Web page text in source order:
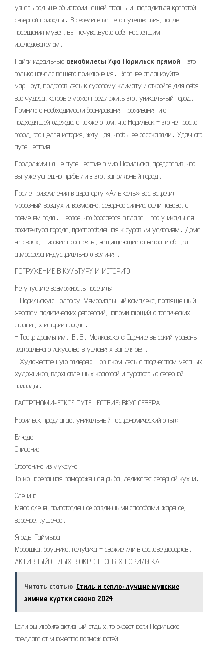
узнать больше об истории нашей страны и насладиться красотой
северной природы․ В середине вашего путешествия, после
посещения музея, вы почувствуете себя настоящим
исследователем․
Найти идеальные авиабилеты Уфа Норильск прямой – это
только начало вашего приключения․ Заранее спланируйте
маршрут, подготовьтесь к суровому климату и откройте для себя
все чудеса, которые может предложить этот уникальный город․
Помните о необходимости бронирования проживания и о
подходящей одежде, а также о том, что Норильск – это не просто
город, это целая история, ждущая, чтобы ее рассказали․ Удачного
путешествия!
Продолжим наше путешествие в мир Норильска, представив, что
вы уже успешно прибыли в этот заполярный город․
После приземления в аэропорту «Алыкель» вас встретит
морозный воздух и, возможно, северное сияние, если повезет с
временем года․ Первое, что бросается в глаза – это уникальная
архитектура города, приспособленная к суровым условиям․ Дома
на сваях, широкие проспекты, защищающие от ветра, и общая
атмосфера индустриального величия․
ПОГРУЖЕНИЕ В КУЛЬТУРУ И ИСТОРИЮ
Не упустите возможность посетить:
– Норильскую Голгофу: Мемориальный комплекс, посвященный
жертвам политических репрессий, напоминающий о трагических
страницах истории города․
– Театр драмы им․ В․В․ Маяковского: Оцените высокий уровень
театрального искусства в условиях заполярья․
– Художественную галерею: Познакомьтесь с творчеством местных
художников, вдохновленных красотой и суровостью северной
природы․
ГАСТРОНОМИЧЕСКОЕ ПУТЕШЕСТВИЕ: ВКУС СЕВЕРА
Норильск предлагает уникальный гастрономический опыт:
Блюдо
Описание
Строганина из муксуна
Тонко нарезанная замороженная рыба, деликатес северной кухни․
Оленина
Мясо оленя, приготовленное различными способами: жареное,
вареное, тушеное․
Ягоды Таймыра
Морошка, брусника, голубика – свежие или в составе десертов․
АКТИВНЫЙ ОТДЫХ В ОКРЕСТНОСТЯХ НОРИЛЬСКА
Читать статью Стиль и тепло: лучшие мужские
зимние куртки сезона 2024
Если вы любите активный отдых, то окрестности Норильска
предлагают множество возможностей: